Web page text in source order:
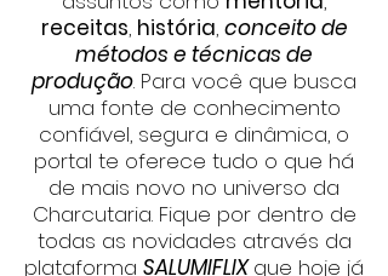
receitas, história, conceito de
métodos e técnicas de
produção. Para você que busca
uma fonte de conhecimento
confiável, segura e dinâmica, o
portal te oferece tudo o que há
de mais novo no universo da
Charcutaria. Fique por dentro de
todas as novidades através da
plataforma SALUMIFLIXque hoje já